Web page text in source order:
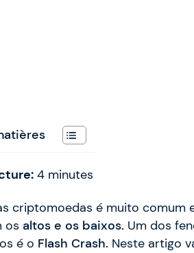
4 minutes
criptomoedas é muito comum
os altos e os baixos. Um dos
é o Flash Crash. Neste artigo